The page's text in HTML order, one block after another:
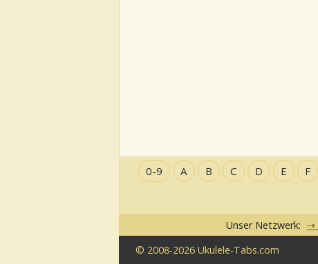
0-9 A B C D E F
Unser Netzwerk:
© 2008-2026 Ukulele-Tabs.com